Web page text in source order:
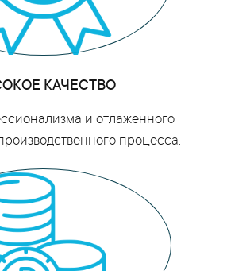
КАЧЕСТВО
и отлаженного
процесса.